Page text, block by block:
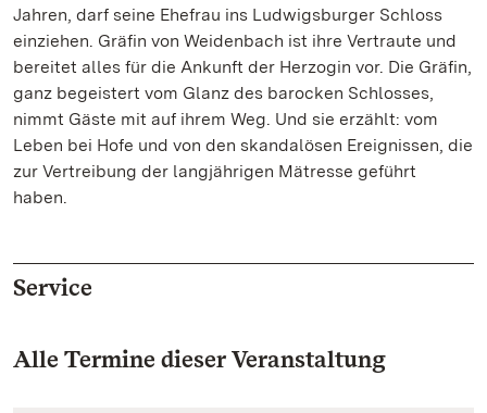
Jahren, darf seine Ehefrau ins Ludwigsburger Schloss
einziehen. Gräfin von Weidenbach ist ihre Vertraute und
bereitet alles für die Ankunft der Herzogin vor. Die Gräfin,
ganz begeistert vom Glanz des barocken Schlosses,
nimmt Gäste mit auf ihrem Weg. Und sie erzählt: vom
Leben bei Hofe und von den skandalösen Ereignissen, die
zur Vertreibung der langjährigen Mätresse geführt
haben.
Service
Alle Termine dieser Veranstaltung